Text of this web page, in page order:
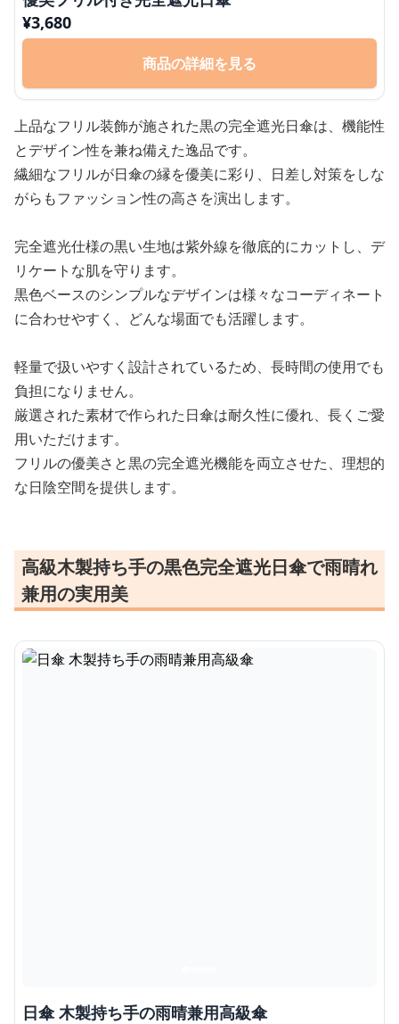
¥3,680
商品の詳細を見る
上品なフリル装飾が施された黒の完全遮光日傘は、機能性
とデザイン性を兼ね備えた逸品です。
繊細なフリルが日傘の縁を優美に彩り、日差し対策をしな
がらもファッション性の高さを演出します。
完全遮光仕様の黒い生地は紫外線を徹底的にカットし、デ
リケートな肌を守ります。
黒色ベースのシンプルなデザインは様々なコーディネート
に合わせやすく、どんな場面でも活躍します。
軽量で扱いやすく設計されているため、長時間の使用でも
負担になりません。
厳選された素材で作られた日傘は耐久性に優れ、長くご愛
用いただけます。
フリルの優美さと黒の完全遮光機能を両立させた、理想的
な日陰空間を提供します。
高級木製持ち手の黒色完全遮光日傘で雨晴れ
兼用の実用美
日傘 木製持ち手の雨晴兼用高級傘